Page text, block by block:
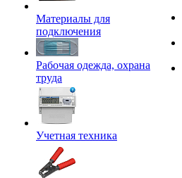
Материалы для
подключения
Рабочая одежда, охрана
труда
Учетная техника